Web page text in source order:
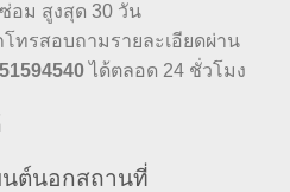
อม สูงสุด 30 วัน
ทรสอบถามรายละเอียดผ่าน
ได้ตลอด 24 ชั่วโมง
นต์นอกสถานที่